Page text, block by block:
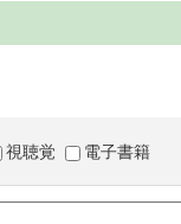
視聴覚 電子書籍